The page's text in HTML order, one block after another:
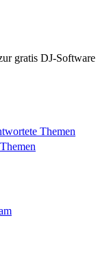
gratis DJ-Software
Themen